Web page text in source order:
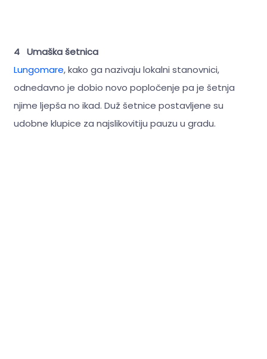
4 Umaška šetnica
Lungomare, kako ga nazivaju lokalni stanovnici,
odnedavno je dobio novo popločenje pa je šetnja
njime ljepša no ikad. Duž šetnice postavljene su
udobne klupice za najslikovitiju pauzu u gradu.